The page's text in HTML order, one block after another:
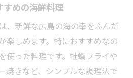
すめの海鮮料理
、新鮮な広島の海の幸をふんだ
楽しめます。特におすすめなの
使った料理です。牡蠣フライや
焼きなど、シンプルな調理法で